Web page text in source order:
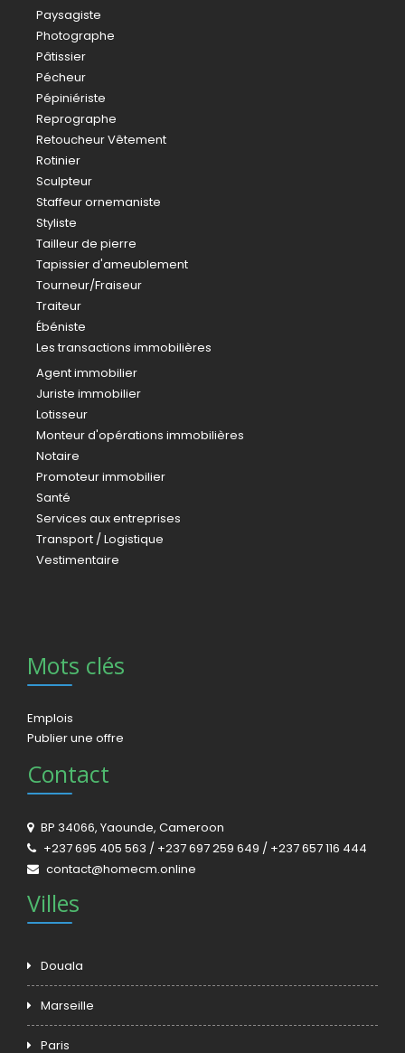
Paysagiste
Photographe
Pâtissier
Pécheur
Pépiniériste
Reprographe
Retoucheur Vêtement
Rotinier
Sculpteur
Staffeur ornemaniste
Styliste
Tailleur de pierre
Tapissier d'ameublement
Tourneur/Fraiseur
Traiteur
Ébéniste
Les transactions immobilières
Agent immobilier
Juriste immobilier
Lotisseur
Monteur d'opérations immobilières
Notaire
Promoteur immobilier
Santé
Services aux entreprises
Transport / Logistique
Vestimentaire
Mots clés
Emplois
Publier une offre
Contact
BP 34066, Yaounde, Cameroon
+237 695 405 563 / +237 697 259 649 / +237 657 116 444
contact@homecm.online
Villes
Douala
Marseille
Paris